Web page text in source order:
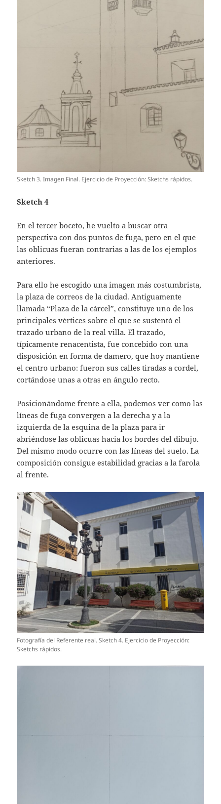
Sketch 3. Imagen Final. Ejercicio de Proyección: Sketchs rápidos.
Sketch 4
En el tercer boceto, he vuelto a buscar otra
perspectiva con dos puntos de fuga, pero en el que
las oblicuas fueran contrarias a las de los ejemplos
anteriores.
Para ello he escogido una imagen más costumbrista,
la plaza de correos de la ciudad. Antiguamente
llamada “Plaza de la cárcel”, constituye uno de los
principales vértices sobre el que se sustentó el
trazado urbano de la real villa. El trazado,
típicamente renacentista, fue concebido con una
disposición en forma de damero, que hoy mantiene
el centro urbano: fueron sus calles tiradas a cordel,
cortándose unas a otras en ángulo recto.
Posicionándome frente a ella, podemos ver como las
líneas de fuga convergen a la derecha y a la
izquierda de la esquina de la plaza para ir
abriéndose las oblicuas hacia los bordes del dibujo.
Del mismo modo ocurre con las líneas del suelo. La
composición consigue estabilidad gracias a la farola
al frente.
Fotografía del Referente real. Sketch 4. Ejercicio de Proyección:
Sketchs rápidos.